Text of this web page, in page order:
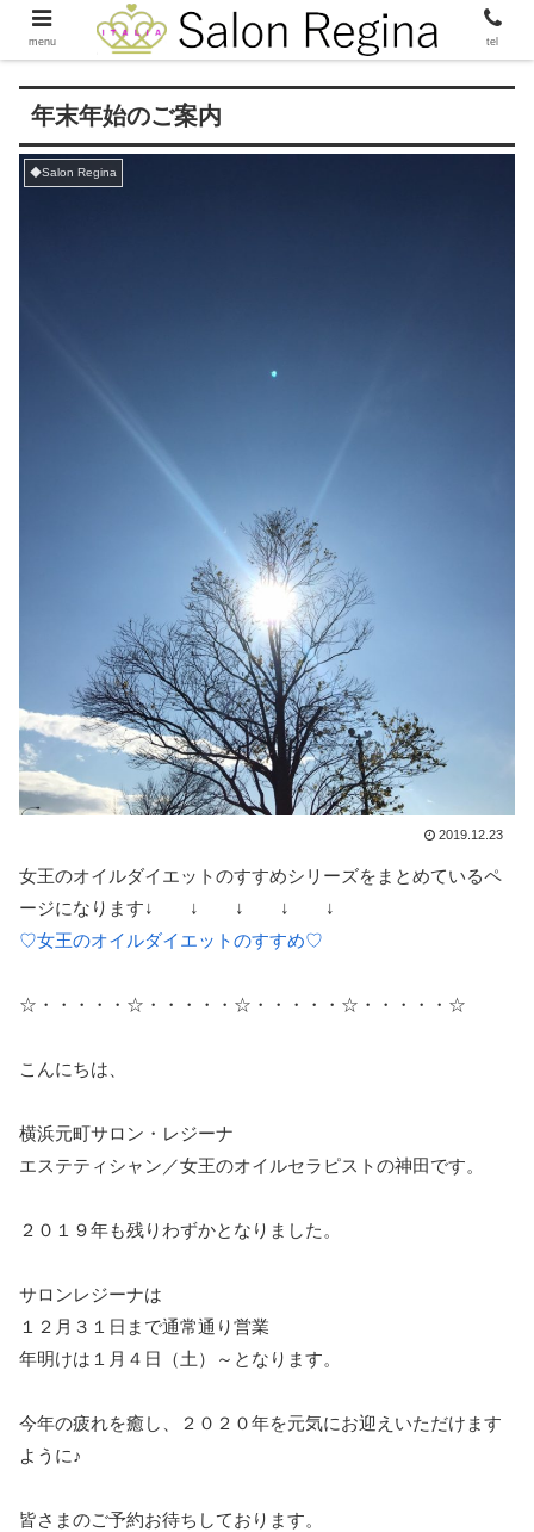
年末年始のご案内
◆Salon Regina
2019.12.23
女王のオイルダイエットのすすめシリーズをまとめているペ
ージになります↓ ↓ ↓ ↓ ↓
♡女王のオイルダイエットのすすめ♡
☆・・・・・☆・・・・・☆・・・・・☆・・・・・☆
こんにちは、
横浜元町サロン・レジーナ
エステティシャン／女王のオイルセラピストの神田です。
２０１９年も残りわずかとなりました。
サロンレジーナは
１２月３１日まで通常通り営業
年明けは１月４日（土）～となります。
今年の疲れを癒し、２０２０年を元気にお迎えいただけます
ように♪
皆さまのご予約お待ちしております。
menu tel